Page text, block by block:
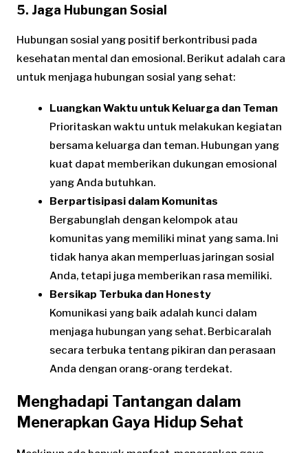
5. Jaga Hubungan Sosial
Hubungan sosial yang positif berkontribusi pada
kesehatan mental dan emosional. Berikut adalah cara
untuk menjaga hubungan sosial yang sehat:
Luangkan Waktu untuk Keluarga dan Teman
Prioritaskan waktu untuk melakukan kegiatan
bersama keluarga dan teman. Hubungan yang
kuat dapat memberikan dukungan emosional
yang Anda butuhkan.
Berpartisipasi dalam Komunitas
Bergabunglah dengan kelompok atau
komunitas yang memiliki minat yang sama. Ini
tidak hanya akan memperluas jaringan sosial
Anda, tetapi juga memberikan rasa memiliki.
Bersikap Terbuka dan Honesty
Komunikasi yang baik adalah kunci dalam
menjaga hubungan yang sehat. Berbicaralah
secara terbuka tentang pikiran dan perasaan
Anda dengan orang-orang terdekat.
Menghadapi Tantangan dalam
Menerapkan Gaya Hidup Sehat